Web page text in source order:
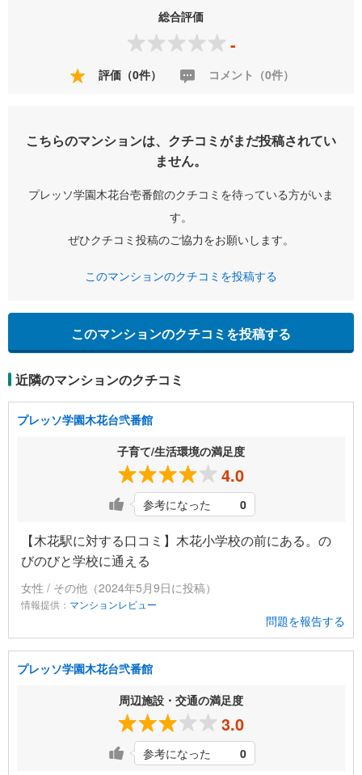
総合評価
-
評価（0件） コメント（0件）
こちらのマンションは、クチコミがまだ投稿されてい
ません。
プレッソ学園木花台壱番館のクチコミを待っている方がいま
す。
ぜひクチコミ投稿のご協力をお願いします。
このマンションのクチコミを投稿する
このマンションのクチコミを投稿する
近隣のマンションのクチコミ
プレッソ学園木花台弐番館
子育て/生活環境の満足度
4.0
参考になった 0
【木花駅に対する口コミ】木花小学校の前にある。の
びのびと学校に通える
女性 / その他（2024年5月9日に投稿）
情報提供： マンションレビュー
問題を報告する
プレッソ学園木花台弐番館
周辺施設・交通の満足度
3.0
参考になった 0